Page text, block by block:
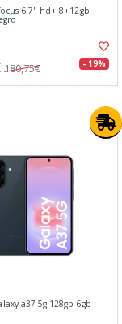
6.7" hd+ 8+12gb
180,75€ - 19%
a37 5g 128gb 6gb